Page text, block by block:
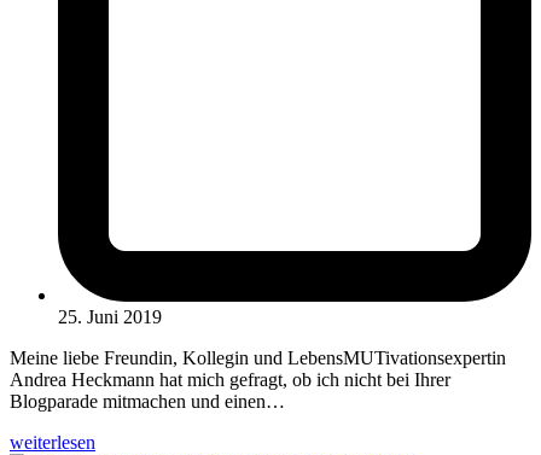
25. Juni 2019
Meine liebe Freundin, Kollegin und LebensMUTivationsexpertin
Andrea Heckmann hat mich gefragt, ob ich nicht bei Ihrer
Blogparade mitmachen und einen…
weiterlesen